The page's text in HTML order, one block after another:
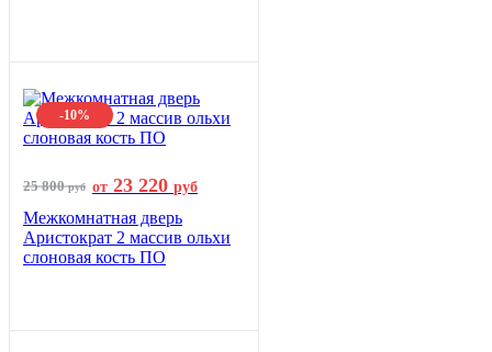
-10%
25 800руб от 23 220 руб
Межкомнатная дверь
Аристократ 2 массив ольхи
слоновая кость ПО